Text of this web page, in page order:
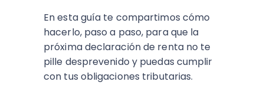
En esta guía te compartimos cómo
hacerlo, paso a paso, para que la
próxima declaración de renta no te
pille desprevenido y puedas cumplir
con tus obligaciones tributarias.